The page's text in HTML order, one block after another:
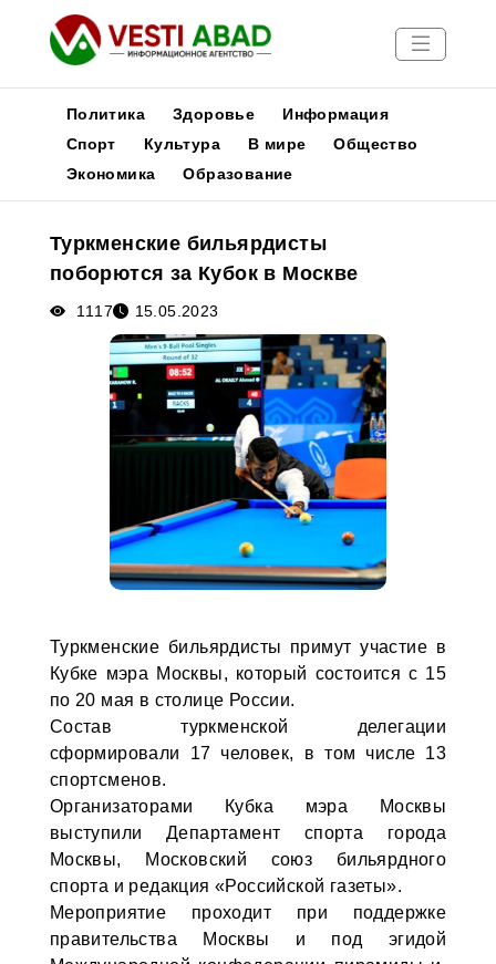
Новости
Медиа
Афиша
Политика Здоровье
Информация
Спорт
Культура В мире
Общество
Экономика
Образование
Туркменские бильярдисты
поборются за Кубок в Москве
1117 15.05.2023
Туркменские бильярдисты примут участие в
Кубке мэра Москвы, который состоится с 15
по 20 мая в столице России.
Состав туркменской делегации
сформировали 17 человек, в том числе 13
спортсменов.
Организаторами Кубка мэра Москвы
выступили Департамент спорта города
Москвы, Московский союз бильярдного
спорта и редакция «Российской газеты».
Мероприятие проходит при поддержке
правительства Москвы и под эгидой